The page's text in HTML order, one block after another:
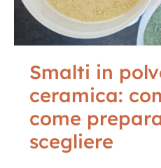
Smalti in
ceramica:
come
scegliere